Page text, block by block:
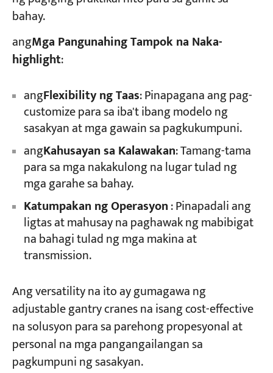
bahay.
angMga Pangunahing Tampok na Naka-
highlight:
angFlexibility ng Taas: Pinapagana ang pag-
customize para sa iba't ibang modelo ng
sasakyan at mga gawain sa pagkukumpuni.
angKahusayan sa Kalawakan: Tamang-tama
para sa mga nakakulong na lugar tulad ng
mga garahe sa bahay.
Katumpakan ng Operasyon​ : Pinapadali ang
ligtas at mahusay na paghawak ng mabibigat
na bahagi tulad ng mga makina at
transmission.
Ang versatility na ito ay gumagawa ng
adjustable gantry cranes na isang cost-effective
na solusyon para sa parehong propesyonal at
personal na mga pangangailangan sa
pagkumpuni ng sasakyan.